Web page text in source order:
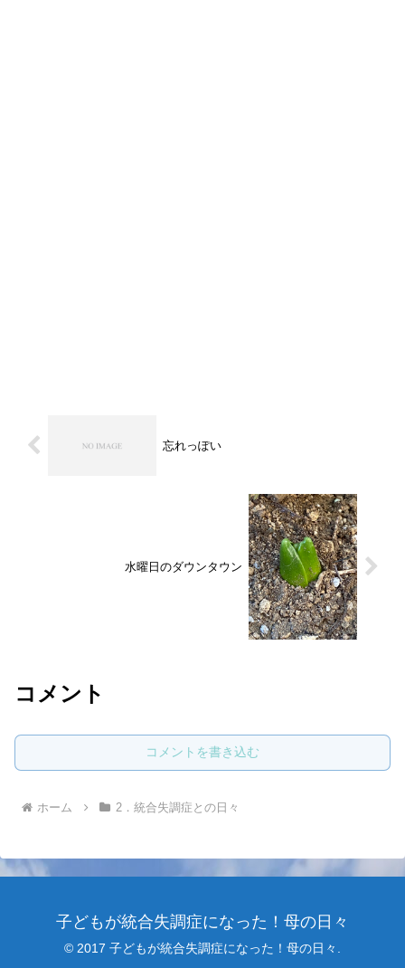
忘れっぽい
水曜日のダウンタウン
コメント
コメントを書き込む
ホーム 2．統合失調症との日々
子どもが統合失調症になった！母の日々
© 2017 子どもが統合失調症になった！母の日々.